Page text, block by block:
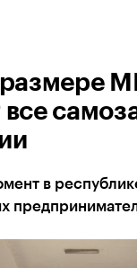
размере
все
в